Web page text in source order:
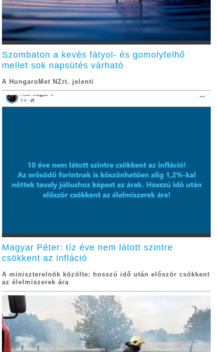
Szombaton a kevés fátyol- és gomolyfelhő
mellet sok napsütés várható
A HungaroMet NZrt. jelenti
Magyar Péter: tíz éve nem látott szintre
csökkent az infláció
A miniszterelnök közölte: hosszú idő után először csökkent
az élelmiszerek ára